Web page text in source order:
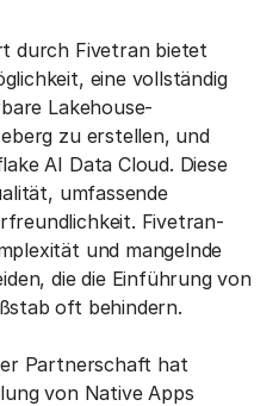
durch Fivetran bietet
eine vollständig
Lakehouse-
zu erstellen, und
AI Data Cloud. Diese
umfassende
Fivetran-
und mangelnde
die die Einführung von
oft behindern.
Partnerschaft hat
von Native Apps